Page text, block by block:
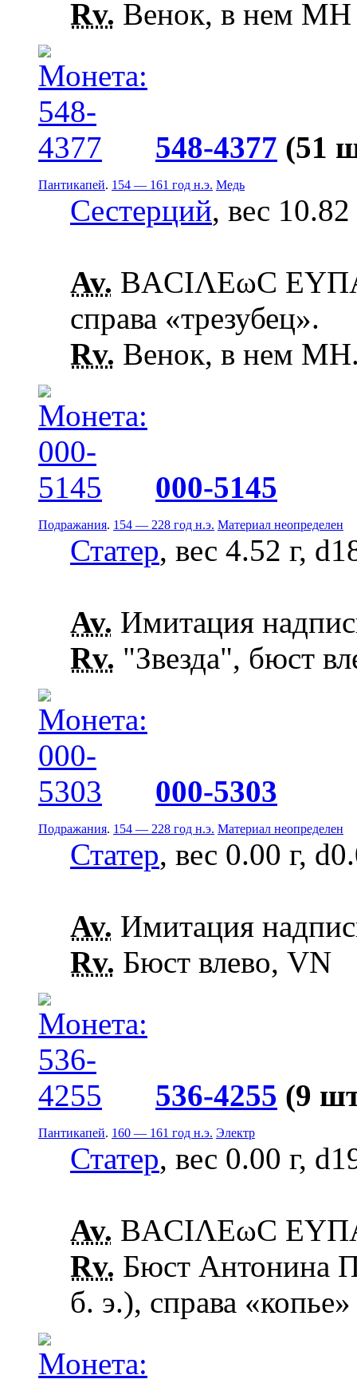
Rv. Венок, в нем ΜΗ
548-4377 (51
Пантикапей. 154 — 161 год н.э. Медь
Сестерций, вес
Av. ΒΑCΙΛΕωC
справа «трезубец».
Rv. Венок, в нем
000-5145
Подражания. 154 — 228 год н.э. Материал неопределен
Статер, вес 4.52 г,
Av. Имитация
Rv. "Звезда", бюст
000-5303
Подражания. 154 — 228 год н.э. Материал неопределен
Статер, вес 0.00 г,
Av. Имитация
Rv. Бюст влево, VN
536-4255 (9
Пантикапей. 160 — 161 год н.э. Электр
Статер, вес 0.00 г,
Av. ΒΑCΙΛΕωC
Rv. Бюст Антонина
б. э.), справа «копье»